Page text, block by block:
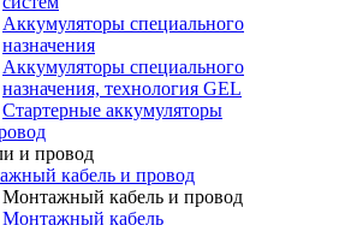
Аккумуляторы специального
назначения
Аккумуляторы специального
назначения, технология GEL
Стартерные аккумуляторы
и провод
кабель и провод
Монтажный кабель и провод
Монтажный кабель